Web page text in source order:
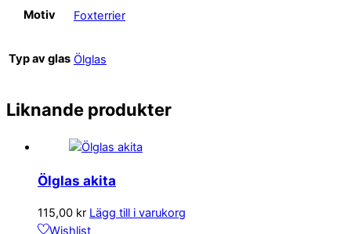
Motiv Foxterrier
Typ av glas Ölglas
Liknande produkter
Ölglas akita
115,00 kr Lägg till i varukorg
Wishlist